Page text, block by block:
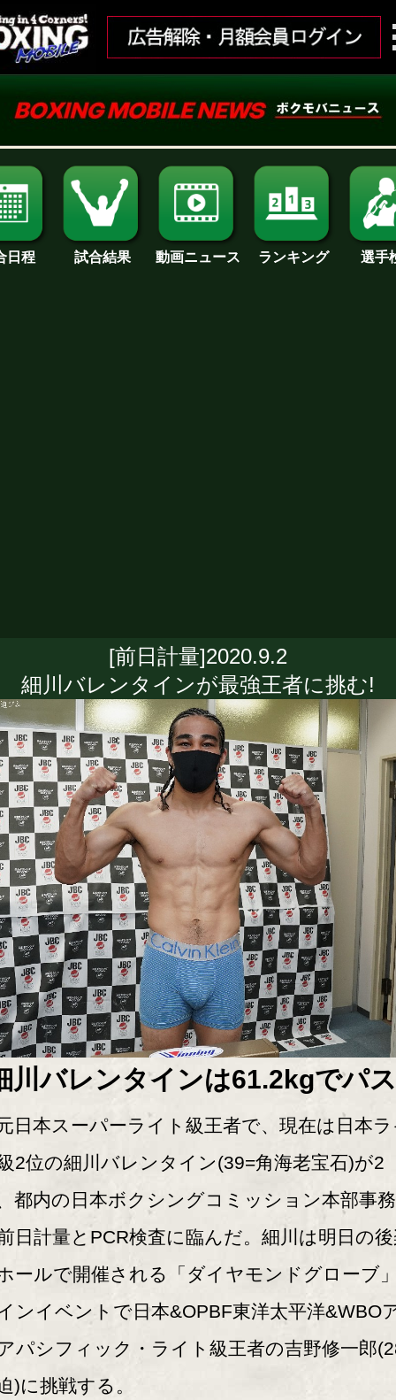
日程 試合結果 動画ニュース ランキング 選手
[前日計量]2020.9.2
細川バレンタインが最強王者に挑む!
川バレンタインは61.2kgでパ
本スーパーライト級王者で、現在は日本ラ
2位の細川バレンタイン(39=角海老宝石)が2
都内の日本ボクシングコミッション本部事
日計量とPCR検査に臨んだ。細川は明日の
ールで開催される「ダイヤモンドグローブ
ンイベントで日本&OPBF東洋太平洋&WBO
パシフィック・ライト級王者の吉野修一郎
)に挑戦する。